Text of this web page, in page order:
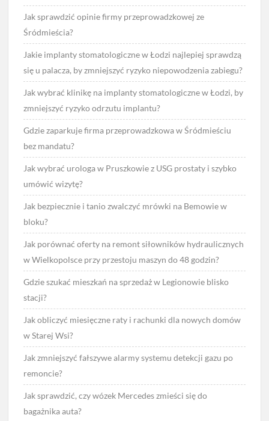
Jak sprawdzić opinie firmy przeprowadzkowej ze
Śródmieścia?
Jakie implanty stomatologiczne w Łodzi najlepiej sprawdzą
się u palacza, by zmniejszyć ryzyko niepowodzenia zabiegu?
Jak wybrać klinikę na implanty stomatologiczne w Łodzi, by
zmniejszyć ryzyko odrzutu implantu?
Gdzie zaparkuje firma przeprowadzkowa w Śródmieściu
bez mandatu?
Jak wybrać urologa w Pruszkowie z USG prostaty i szybko
umówić wizytę?
Jak bezpiecznie i tanio zwalczyć mrówki na Bemowie w
bloku?
Jak porównać oferty na remont siłowników hydraulicznych
w Wielkopolsce przy przestoju maszyn do 48 godzin?
Gdzie szukać mieszkań na sprzedaż w Legionowie blisko
stacji?
Jak obliczyć miesięczne raty i rachunki dla nowych domów
w Starej Wsi?
Jak zmniejszyć fałszywe alarmy systemu detekcji gazu po
remoncie?
Jak sprawdzić, czy wózek Mercedes zmieści się do
bagażnika auta?